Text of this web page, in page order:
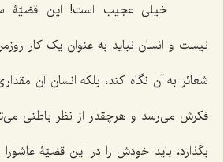
خیلی عجیب است! این قضیّۀ
نیست و انسان نباید به عنوان یک کار
شعائر به آن نگاه کند، بلکه انسان آن
فکرش می‌رسد و هرچقدر از نظر باطنی
بگذارد، باید خودش را در این قضیّۀ